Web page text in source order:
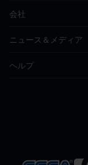
会社
ニュース＆メディア
ヘルプ